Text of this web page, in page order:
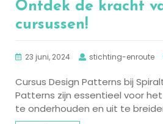
Ontdek de kracht
cursussen!
23 juni, 2024 stichting-enroute
Cursus Design Patterns bij
Patterns zijn essentieel voor
te onderhouden en uit te